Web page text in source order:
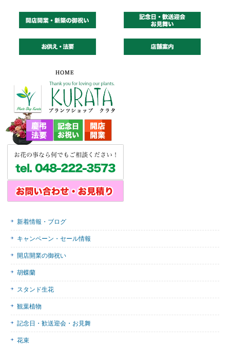
新着情報・ブログ
キャンペーン・セール情報
開店開業の御祝い
胡蝶蘭
スタンド生花
観葉植物
記念日・歓送迎会・お見舞
花束